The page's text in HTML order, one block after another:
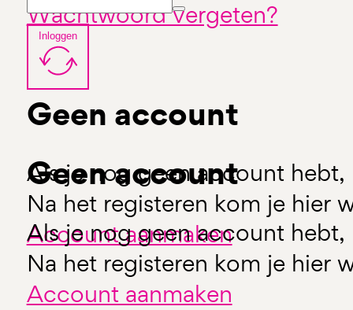
Wachtwoord vergeten?
Geen account
Als je nog geen account hebt,
Na het registeren kom je hier
Account aanmaken
Inloggen
Geen account
Als je nog geen account hebt,
Na het registeren kom je hier
Account aanmaken